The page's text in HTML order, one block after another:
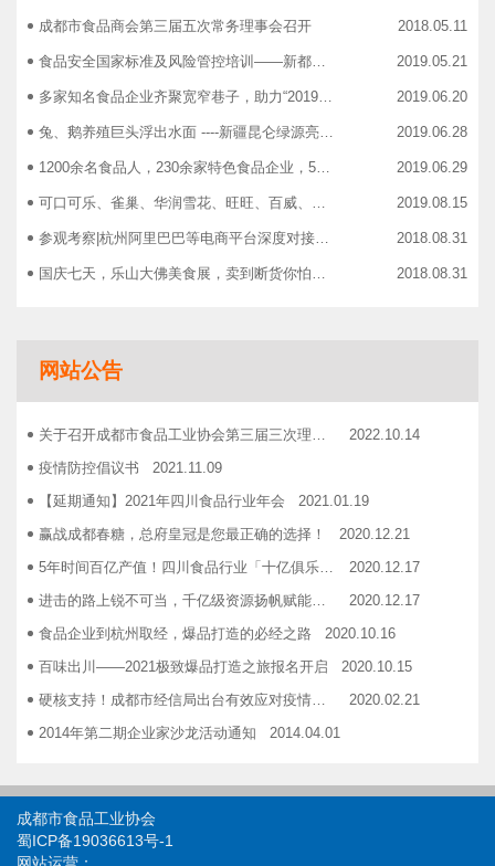
成都市食品商会第三届五次常务理事会召开 2018.05.11
食品安全国家标准及风险管控培训——新都站、广汉站、简阳站 2019.05.21
多家知名食品企业齐聚宽窄巷子，助力“2019食品安全宣传周” 2019.06.20
兔、鹅养殖巨头浮出水面 ----新疆昆仑绿源亮相成都餐饮供应链展 引领绿色食材新高度 2019.06.28
1200余名食品人，230余家特色食品企业，50余家新零售平台齐聚成都“搞事情”！ 2019.06.29
可口可乐、雀巢、华润雪花、旺旺、百威、青岛啤酒，销售过亿的经销商等齐聚上海，只为2019中国快消品大会！ 2019.08.15
参观考察|杭州阿里巴巴等电商平台深度对接，仅剩3个名额！ 2018.08.31
国庆七天，乐山大佛美食展，卖到断货你怕了吗？ 2018.08.31
志宏印务灾后复产暨十五周年感恩答谢会
网站公告
关于召开成都市食品工业协会第三届三次理事会的通知
2022.10.14
疫情防控倡议书
2021.11.09
【延期通知】2021年四川食品行业年会
2021.01.19
赢战成都春糖，总府皇冠是您最正确的选择！
2020.12.21
5年时间百亿产值！四川食品行业「十亿俱乐部」合伙人招募！
2020.12.17
进击的路上锐不可当，千亿级资源扬帆赋能！电商启航班招募啦！
2020.12.17
食品企业到杭州取经，爆品打造的必经之路
2020.10.16
百味出川——2021极致爆品打造之旅报名开启
2020.10.15
硬核支持！成都市经信局出台有效应对疫情稳定经济运行20条政策措施工业和信息化类项目申报指南！
2020.02.21
2014年第二期企业家沙龙活动通知
2014.04.01
关于发布成都市食品商会合作单位信息一览表的通知
2014.06.30
关于开展品牌设计援助活动的通知
成都市食品工业协会
蜀ICP备19036613号-1